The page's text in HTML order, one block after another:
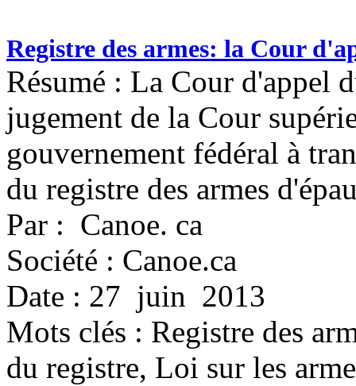
Registre des armes: la Cour
Résumé : La Cour d'appel
jugement de la Cour
gouvernement fédéral à
du registre des armes
Par : Canoe. ca
Société : Canoe.ca
Date : 27 juin 2013
Mots clés : Registre des
du registre, Loi sur les